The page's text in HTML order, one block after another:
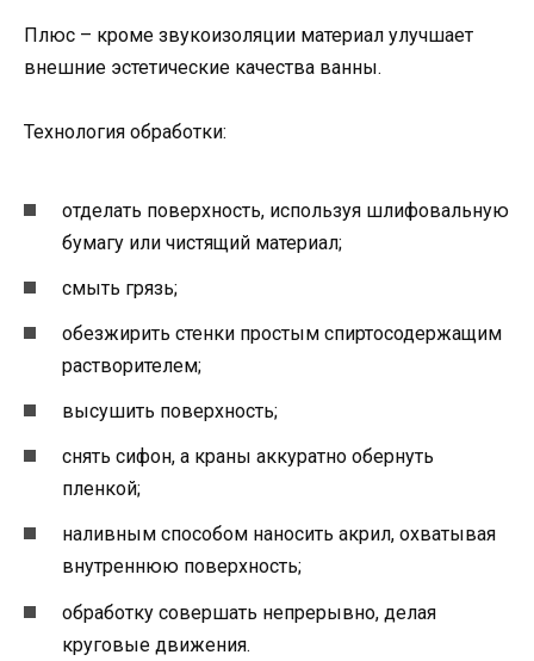
Плюс – кроме звукоизоляции материал улучшает
внешние эстетические качества ванны.
Технология обработки:
отделать поверхность, используя шлифовальную
бумагу или чистящий материал;
смыть грязь;
обезжирить стенки простым спиртосодержащим
растворителем;
высушить поверхность;
снять сифон, а краны аккуратно обернуть
пленкой;
наливным способом наносить акрил, охватывая
внутреннюю поверхность;
обработку совершать непрерывно, делая
круговые движения.